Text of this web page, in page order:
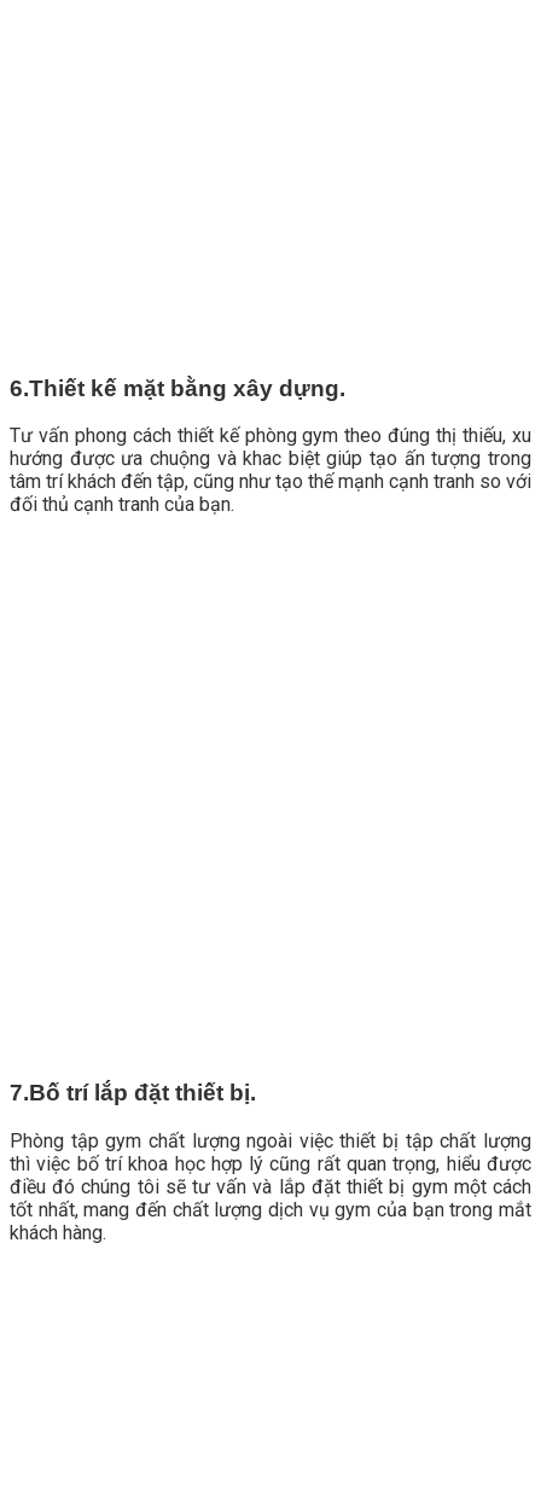
6.Thiết kế mặt bằng xây dựng.
Tư vấn phong cách thiết kế phòng gym theo đúng thị thiếu, xu
hướng được ưa chuộng và khac biệt giúp tạo ấn tượng trong
tâm trí khách đến tập, cũng như tạo thế mạnh cạnh tranh so với
đối thủ cạnh tranh của bạn.
7.Bố trí lắp đặt thiết bị.
Phòng tập gym chất lượng ngoài việc thiết bị tập chất lượng
thì việc bố trí khoa học hợp lý cũng rất quan trọng, hiểu được
điều đó chúng tôi sẽ tư vấn và lắp đặt thiết bị gym một cách
tốt nhất, mang đến chất lượng dịch vụ gym của bạn trong mắt
khách hàng.